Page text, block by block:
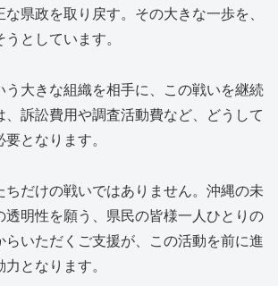
県政を取り戻す。その大きな一歩を、
としています。
う大きな組織を相手に、この戦いを継続
、訴訟費用や調査活動費など、どうして
となります。
ちだけの戦いではありません。沖縄の未
透明性を願う、県民の皆様一人ひとりの
いただくご支援が、この活動を前に進
となります。